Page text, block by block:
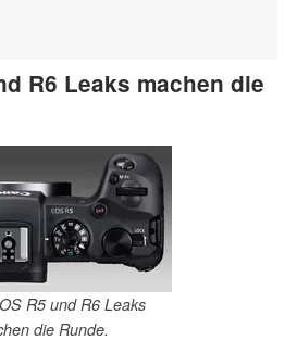
R6 Leaks machen die
R5 und R6 Leaks
die Runde.